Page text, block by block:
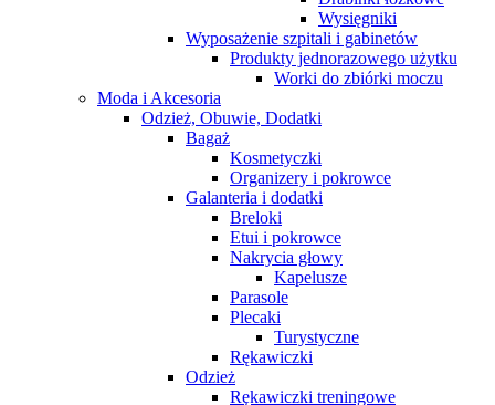
Wysięgniki
Wyposażenie szpitali i gabinetów
Produkty jednorazowego użytku
Worki do zbiórki moczu
Moda i Akcesoria
Odzież, Obuwie, Dodatki
Bagaż
Kosmetyczki
Organizery i pokrowce
Galanteria i dodatki
Breloki
Etui i pokrowce
Nakrycia głowy
Kapelusze
Parasole
Plecaki
Turystyczne
Rękawiczki
Odzież
Rękawiczki treningowe